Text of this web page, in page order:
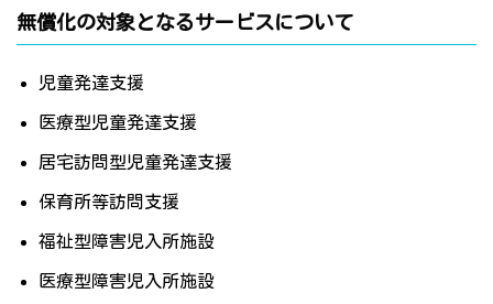
無償化の対象となるサービスについて
児童発達支援
医療型児童発達支援
居宅訪問型児童発達支援
保育所等訪問支援
福祉型障害児入所施設
医療型障害児入所施設